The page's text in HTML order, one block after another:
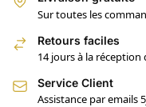
Sur toutes les
Retours faciles
14 jours à la
Service Client
Assistance par emails